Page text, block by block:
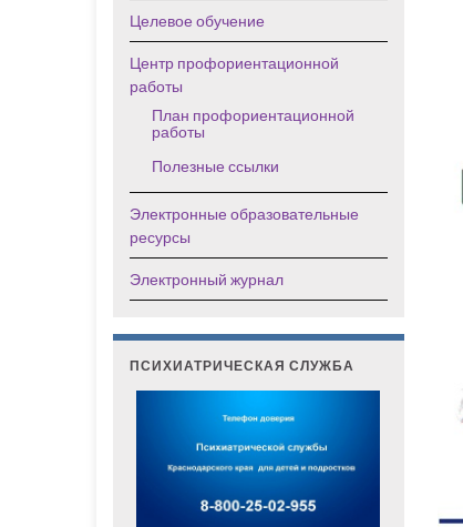
Целевое обучение
Центр профориентационной
работы
План профориентационной
работы
Полезные ссылки
Электронные образовательные
ресурсы
Электронный журнал
ПСИХИАТРИЧЕСКАЯ СЛУЖБА